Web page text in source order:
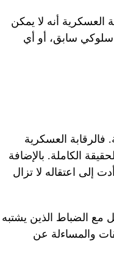
العسكرية أنه لا يمكن
سلوكي سابق، أو أي
فالرقابة العسكرية
الكاملة. بالإضافة
إلى اعتقاله لا تزال
مع الضباط الذين يشتبه
والمساءلة عن